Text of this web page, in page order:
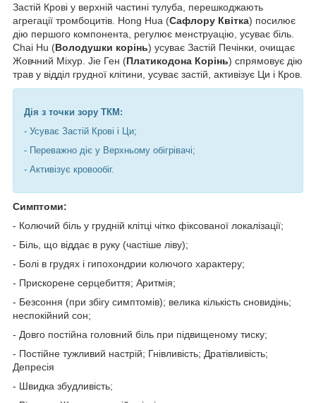
Застій Крові у верхній частині тулуба, перешкоджають
агрегації тромбоцитів. Hong Hua (Сафлору Квітка) посилює
дію першого компонента, регулює менструацію, усуває біль.
Chai Hu (Володушки корінь) усуває Застій Печінки, очищає
Жовчний Міхур. Jie Ген (Платикодона Корінь) спрямовує дію
трав у відділ грудної клітини, усуває застій, активізує Ци і Кров.
Дія з точки зору ТКМ:
- Усуває Застій Крові і Ци;
- Переважно діє у Верхньому обігрівачі;
- Активізує кровообіг.
Симптоми:
- Колючий біль у грудній клітці чітко фіксованої локалізації;
- Біль, що віддає в руку (частіше ліву);
- Болі в грудях і гипохондрии колючого характеру;
- Прискорене серцебиття; Аритмія;
- Безсоння (при збігу симптомів); велика кількість сновидінь;
неспокійний сон;
- Довго постійна головний біль при підвищеному тиску;
- Постійне тужливий настрій; Гнівливість; Дратівливість;
Депресія
- Швидка збудливість;